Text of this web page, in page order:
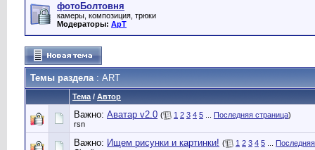
фотоБолтовня
камеры, композиция, трюки
Модераторы: ApT
Темы раздела: ART
Тема / Автор
Важно: Аватар v2.0 ( 1 2 3 4 5 Последняя страница)
rsn
Важно: Ищем рисунки и картинки! ( 1 2 3 4 5